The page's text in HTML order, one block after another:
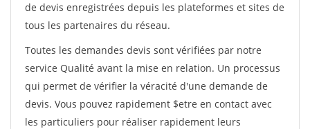
de devis enregistrées depuis les plateformes et sites de
tous les partenaires du réseau.
Toutes les demandes devis sont vérifiées par notre
service Qualité avant la mise en relation. Un processus
qui permet de vérifier la véracité d'une demande de
devis. Vous pouvez rapidement $etre en contact avec
les particuliers pour réaliser rapidement leurs